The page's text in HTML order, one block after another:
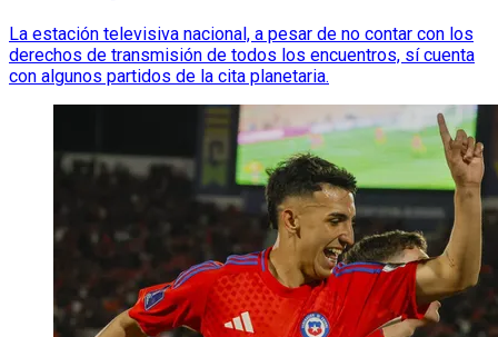
La estación televisiva nacional, a pesar de no contar con los
derechos de transmisión de todos los encuentros, sí cuenta
con algunos partidos de la cita planetaria.